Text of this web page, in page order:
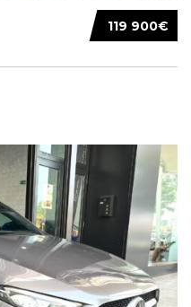
119 900€